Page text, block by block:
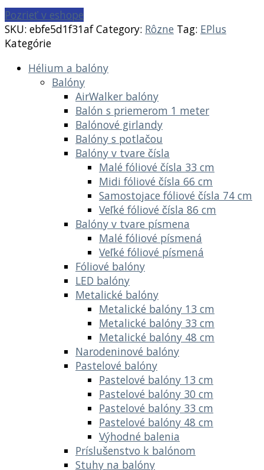
Pozrieť v eshope
SKU: ebfe5d1f31af Category: Rôzne Tag: EPlus
Kategórie
Hélium a balóny
Balóny
AirWalker balóny
Balón s priemerom 1 meter
Balónové girlandy
Balóny s potlačou
Balóny v tvare čísla
Malé fóliové čísla 33 cm
Midi fóliové čísla 66 cm
Samostojace fóliové čísla 74 cm
Veľké fóliové čísla 86 cm
Balóny v tvare písmena
Malé fóliové písmená
Veľké fóliové písmená
Fóliové balóny
LED balóny
Metalické balóny
Metalické balóny 13 cm
Metalické balóny 33 cm
Metalické balóny 48 cm
Narodeninové balóny
Pastelové balóny
Pastelové balóny 13 cm
Pastelové balóny 30 cm
Pastelové balóny 33 cm
Pastelové balóny 48 cm
Výhodné balenia
Príslušenstvo k balónom
Stuhy na balóny